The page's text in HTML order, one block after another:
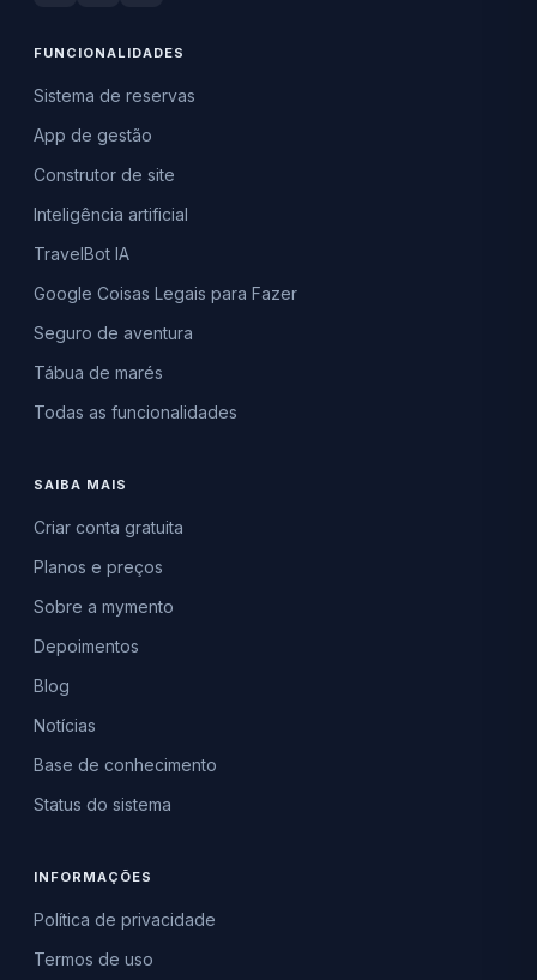
FUNCIONALIDADES
Sistema de reservas
App de gestão
Construtor de site
Inteligência artificial
TravelBot IA
Google Coisas Legais para Fazer
Seguro de aventura
Tábua de marés
Todas as funcionalidades
SAIBA MAIS
Criar conta gratuita
Planos e preços
Sobre a mymento
Depoimentos
Blog
Notícias
Base de conhecimento
Status do sistema
INFORMAÇÕES
Política de privacidade
Termos de uso